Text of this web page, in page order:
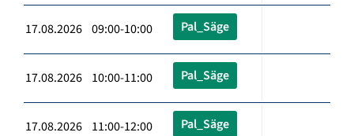
17.08.2026 09:00-10:00 Pal_Säge
17.08.2026 10:00-11:00 Pal_Säge
17.08.2026 11:00-12:00 Pal_Säge